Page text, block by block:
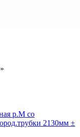
р.М со
2130мм ±